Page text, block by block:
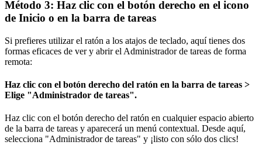
Método 3: Haz clic con el botón derecho en el icono
de Inicio o en la barra de tareas
Si prefieres utilizar el ratón a los atajos de teclado, aquí tienes dos
formas eficaces de ver y abrir el Administrador de tareas de forma
remota:
Haz clic con el botón derecho del ratón en la barra de tareas >
Elige "Administrador de tareas".
Haz clic con el botón derecho del ratón en cualquier espacio abierto
de la barra de tareas y aparecerá un menú contextual. Desde aquí,
selecciona "Administrador de tareas" y ¡listo con sólo dos clics!